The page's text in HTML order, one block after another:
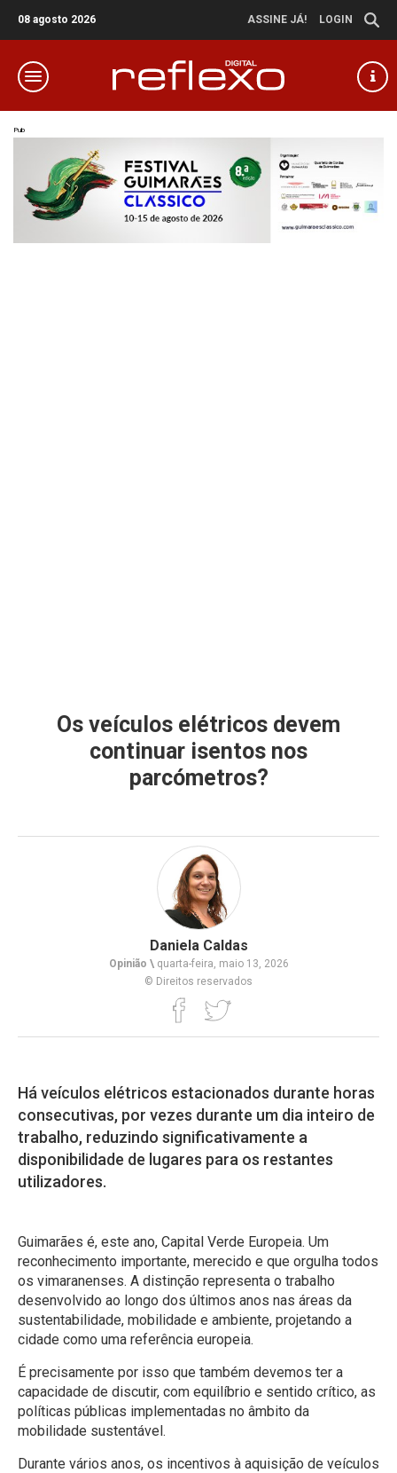
08 agosto 2026 ASSINE JÁ! LOGIN
Pub
Os veículos elétricos devem
continuar isentos nos
parcómetros?
Daniela Caldas
Opinião \quarta-feira, maio 13, 2026
© Direitos reservados
Há veículos elétricos estacionados durante horas
consecutivas, por vezes durante um dia inteiro de
trabalho, reduzindo significativamente a
disponibilidade de lugares para os restantes
utilizadores.
Guimarães é, este ano, Capital Verde Europeia. Um
reconhecimento importante, merecido e que orgulha todos
os vimaranenses. A distinção representa o trabalho
desenvolvido ao longo dos últimos anos nas áreas da
sustentabilidade, mobilidade e ambiente, projetando a
cidade como uma referência europeia.
É precisamente por isso que também devemos ter a
capacidade de discutir, com equilíbrio e sentido crítico, as
políticas públicas implementadas no âmbito da
mobilidade sustentável.
Durante vários anos, os incentivos à aquisição de veículos